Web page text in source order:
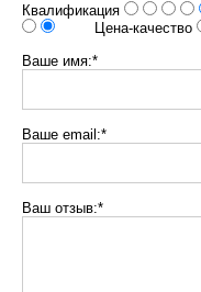
Квалификация
Цена-качество
Ваше имя:*
Ваше email:*
Ваш отзыв:*